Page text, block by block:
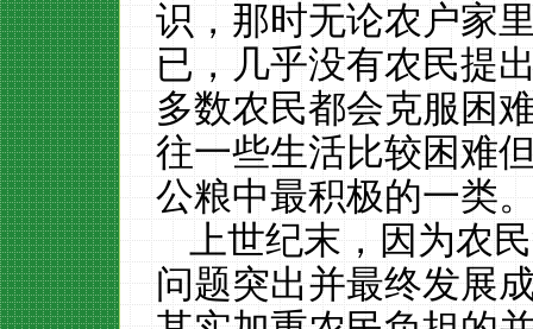
识，那时无论农户家
已，几乎没有农民提
多数农民都会克服困
往一些生活比较困难
公粮中最积极的一类
上世纪末，因为农
问题突出并最终发展